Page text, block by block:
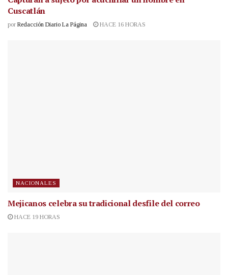
Cuscatlán
por Redacción Diario La Página HACE 16 HORAS
NACIONALES
Mejicanos celebra su tradicional desfile del correo
HACE 19 HORAS